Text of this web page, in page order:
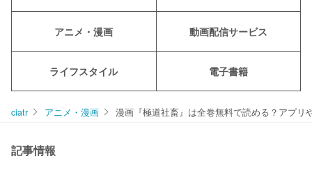
アニメ・漫画 動画配信サービス
ライフスタイル 電子書籍
ciatr アニメ・漫画 漫画『極道社畜』は全巻無料で読める？アプリ
記事情報